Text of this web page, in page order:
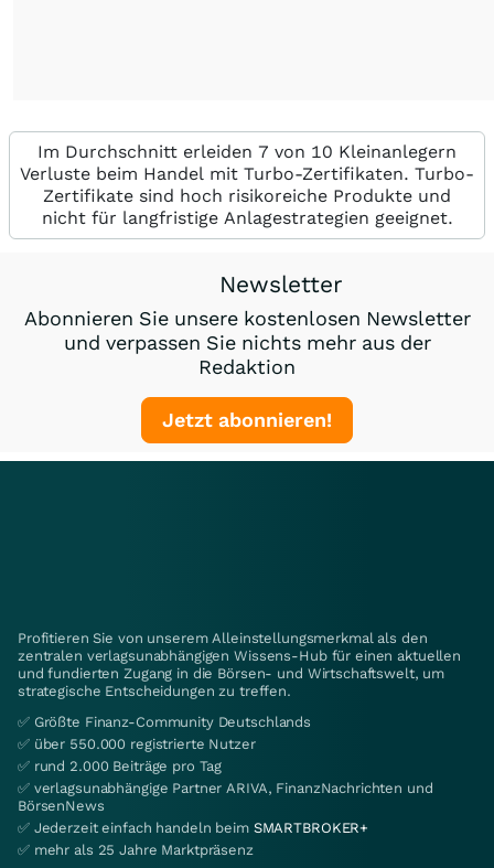
Im Durchschnitt erleiden 7 von 10 Kleinanlegern
Verluste beim Handel mit Turbo-Zertifikaten. Turbo-
Zertifikate sind hoch risikoreiche Produkte und
nicht für langfristige Anlagestrategien geeignet.
Newsletter
Abonnieren Sie unsere kostenlosen Newsletter
und verpassen Sie nichts mehr aus der
Redaktion
Jetzt abonnieren!
Profitieren Sie von unserem Alleinstellungsmerkmal als den
zentralen verlagsunabhängigen Wissens-Hub für einen aktuellen
und fundierten Zugang in die Börsen- und Wirtschaftswelt, um
strategische Entscheidungen zu treffen.
✅ Größte Finanz-Community Deutschlands
✅ über 550.000 registrierte Nutzer
✅ rund 2.000 Beiträge pro Tag
✅ verlagsunabhängige Partner ARIVA, FinanzNachrichten und
BörsenNews
✅ Jederzeit einfach handeln beim SMARTBROKER+
✅ mehr als 25 Jahre Marktpräsenz